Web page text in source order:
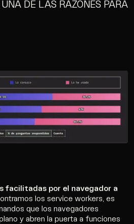
UNA DE LAS RAZONES PARA
facilitadas por el navegador a
los service workers, es
que los navegadores
y abren la puerta a funciones